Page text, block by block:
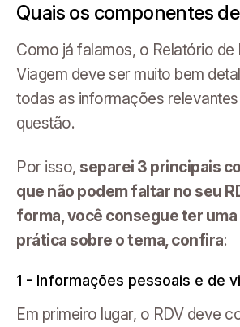
Quais os componentes
Como já falamos, o Relatório de
Viagem deve ser muito bem
todas as informações
questão.
Por isso, separei 3 principais
que não podem faltar no seu
forma, você consegue ter
prática sobre o tema, confira:
1 - Informações pessoais e de
Em primeiro lugar, o RDV deve